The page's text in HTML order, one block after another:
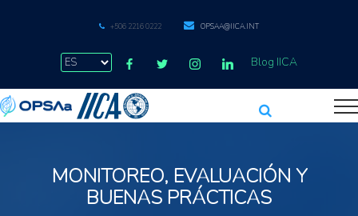
+506 2216 0222 OPSAA@IICA.INT
Blog IICA
MONITOREO, EVALUACIÓN Y
BUENAS PRÁCTICAS